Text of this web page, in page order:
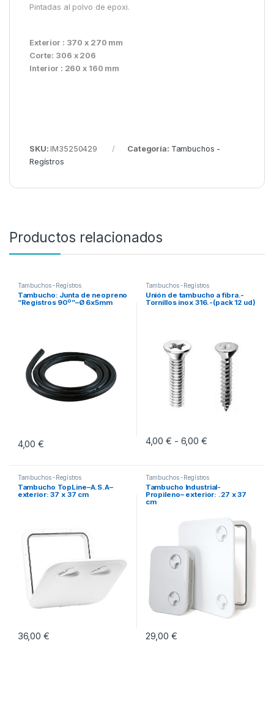
Pintadas al polvo de epoxi.
Exterior : 370 x 270 mm
Corte: 306 x 206
Interior : 260 x 160 mm
SKU:IM35250429 Categoría: Tambuchos -
Regístros
Productos relacionados
Tambuchos -Regístros
Tambucho: Junta de neopreno
“Registros 90º”–Ø 6x5mm
4,00€
Tambuchos -Regístros
Unión de tambucho a fibra.-
Tornillos inox 316.-(pack 12 ud)
4,00€ - 6,00 €Rango de
Este producto tiene múltiples
Tambuchos -Regístros
Tambucho TopLine–A.S.A–
exterior: 37 x 37 cm
36,00 €
Tambuchos -Regístros
Tambucho Industrial-
Propileno– exterior: .27 x 37
cm
29,00 €